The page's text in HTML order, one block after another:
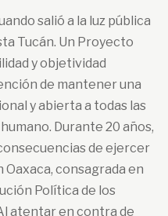
salió a la luz pública
Tucán. Un Proyecto
y objetividad
de mantener una
y abierta a todas las
Durante 20 años,
de ejercer
Oaxaca, consagrada en
Política de los
atentar en contra de